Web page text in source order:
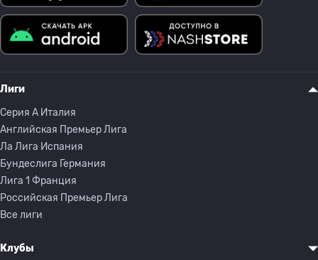
Лиги
Серия A Италия
Английская Премьер Лига
Ла Лига Испания
Бундеслига Германия
Лига 1 Франция
Российская Премьер Лига
Все лиги
Клубы